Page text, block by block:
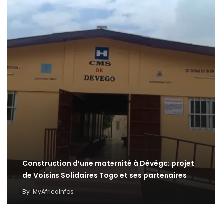
Construction d’une maternité à Dévégo: projet
de Voisins Solidaires Togo et ses partenaires
By MyAfricaInfos